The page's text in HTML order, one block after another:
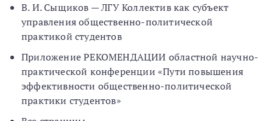
В. И. Сыщиков — ЛГУ Коллектив как субъект
управления общественно-политической
практикой студентов
Приложение РЕКОМЕНДАЦИИ областной научно-
практической конференции «Пути повышения
эффективности общественно-политической
практики студентов»